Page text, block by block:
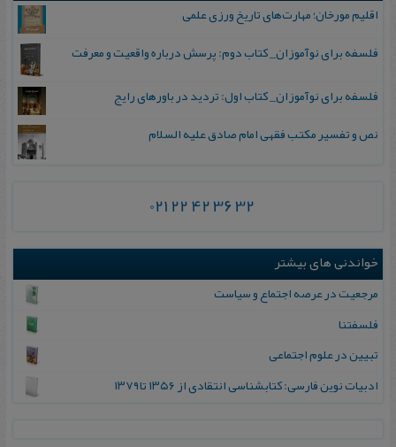
اقلیم مورخان؛ مهارت‌های تاریخ ورزی علمی
فلسفه برای نوآموزان_ کتاب دوم: پرسش درباره واقعیت و معرفت
فلسفه برای نوآموزان_ کتاب اول: تردید در باورهای رایج
نص و تفسیر مکتب فقهی امام صادق علیه السلام
021 22 42 36 32
خواندنی های بیشتر
مرجعیت‌ در عرصه‌ اجتماع‌ و سیاست‌
فلسفتنا
تبیین در علوم اجتماعی
ادب‍ی‍ات‌ ن‍وی‍ن‌ ف‍ارس‍ی‌: ک‍ت‍اب‍ش‍ن‍اس‍ی‌ ان‍ت‍ق‍ادی‌ از ۱۳۵۶ ت‍ا۱۳۷۹